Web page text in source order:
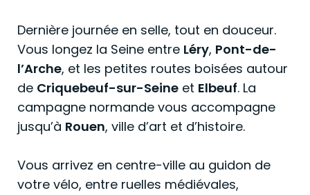
Dernière journée en selle, tout en douceur.
Vous longez la Seine entre Léry, Pont-de-
l’Arche, et les petites routes boisées autour
de Criquebeuf-sur-Seine et Elbeuf. La
campagne normande vous accompagne
jusqu’à Rouen, ville d’art et d’histoire.
Vous arrivez en centre-ville au guidon de
votre vélo, entre ruelles médiévales,